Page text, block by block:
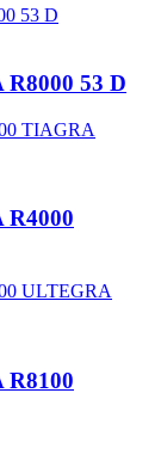
53 D